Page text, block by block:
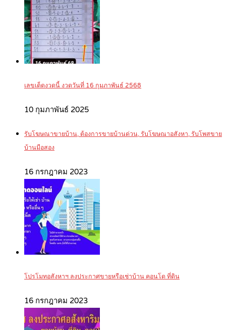
เลขเด็ดงวดนี้ งวดวันที่ 16 กุมภาพันธ์ 2568
10 กุมภาพันธ์ 2025
รับโฆษณาขายบ้าน, ต้องการขายบ้านด่วน, รับโฆษณาอสังหา, รับโพสขาย
บ้านมือสอง
16 กรกฎาคม 2023
โปรโมทอสังหาฯ ลงประกาศขายหรือเช่าบ้าน คอนโด ที่ดิน
16 กรกฎาคม 2023